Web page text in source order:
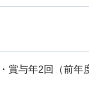
賞与年2回（前年